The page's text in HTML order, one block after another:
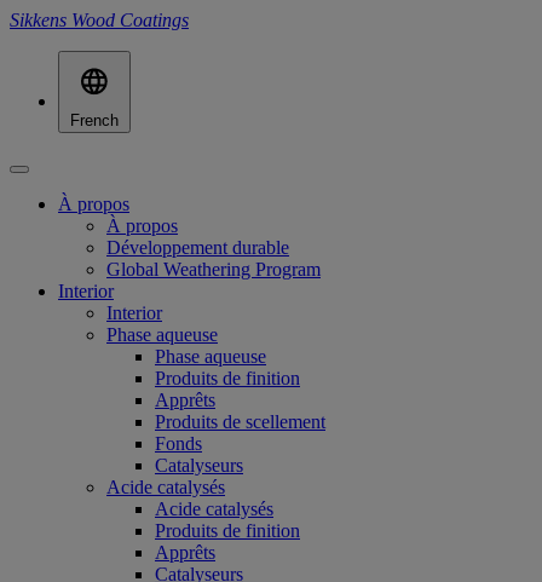
Sikkens Wood Coatings
French
À propos
À propos
Développement durable
Global Weathering Program
Interior
Interior
Phase aqueuse
Phase aqueuse
Produits de finition
Apprêts
Produits de scellement
Fonds
Catalyseurs
Acide catalysés
Acide catalysés
Produits de finition
Apprêts
Catalyseurs